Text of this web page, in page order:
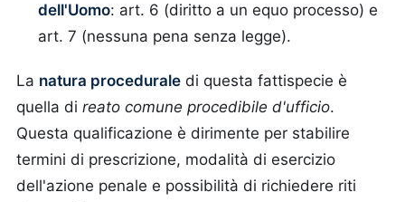
dell'Uomo: art. 6 (diritto a un equo processo) e
art. 7 (nessuna pena senza legge).
La natura procedurale di questa fattispecie è
quella di reato comune procedibile d'ufficio.
Questa qualificazione è dirimente per stabilire
termini di prescrizione, modalità di esercizio
dell'azione penale e possibilità di richiedere riti